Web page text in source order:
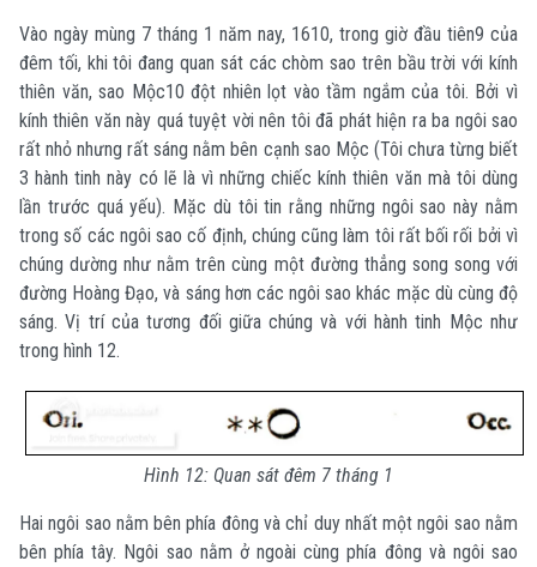
Vào ngày mùng 7 tháng 1 năm nay, 1610, trong giờ đầu tiên9 của
đêm tối, khi tôi đang quan sát các chòm sao trên bầu trời với kính
thiên văn, sao Mộc10 đột nhiên lọt vào tầm ngắm của tôi. Bởi vì
kính thiên văn này quá tuyệt vời nên tôi đã phát hiện ra ba ngôi sao
rất nhỏ nhưng rất sáng nằm bên cạnh sao Mộc (Tôi chưa từng biết
3 hành tinh này có lẽ là vì những chiếc kính thiên văn mà tôi dùng
lần trước quá yếu). Mặc dù tôi tin rằng những ngôi sao này nằm
trong số các ngôi sao cố định, chúng cũng làm tôi rất bối rối bởi vì
chúng dường như nằm trên cùng một đường thẳng song song với
đường Hoàng Đạo, và sáng hơn các ngôi sao khác mặc dù cùng độ
sáng. Vị trí của tương đối giữa chúng và với hành tinh Mộc như
trong hình 12.
Hình 12: Quan sát đêm 7 tháng 1
Hai ngôi sao nằm bên phía đông và chỉ duy nhất một ngôi sao nằm
bên phía tây. Ngôi sao nằm ở ngoài cùng phía đông và ngôi sao